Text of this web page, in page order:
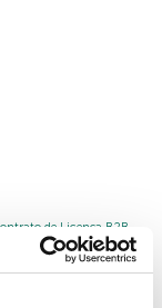
de Licença B2B
Cookies